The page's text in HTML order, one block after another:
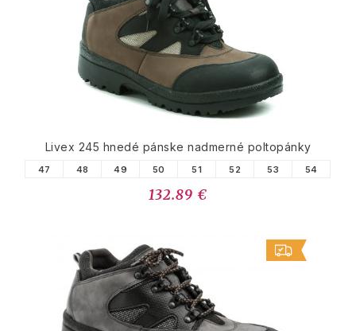
PODOBNÉ PRODUKTY
Livex 245 hnedé pánske nadmerné poltopánky
47 48 49 50 51 52 53 54
132.89 €